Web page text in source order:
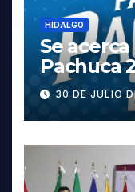
HIDALGO
Se
Pachuca
cartelera
fechas y
30 DE JULIO